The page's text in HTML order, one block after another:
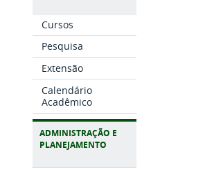
Cursos
Pesquisa
Extensão
Calendário
Acadêmico
ADMINISTRAÇÃO E
PLANEJAMENTO